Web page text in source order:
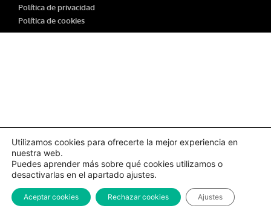
Política de privacidad
Política de cookies
Utilizamos cookies para ofrecerte la mejor experiencia en
nuestra web.
Puedes aprender más sobre qué cookies utilizamos o
desactivarlas en el apartado ajustes.
Aceptar cookies Rechazar cookies Ajustes